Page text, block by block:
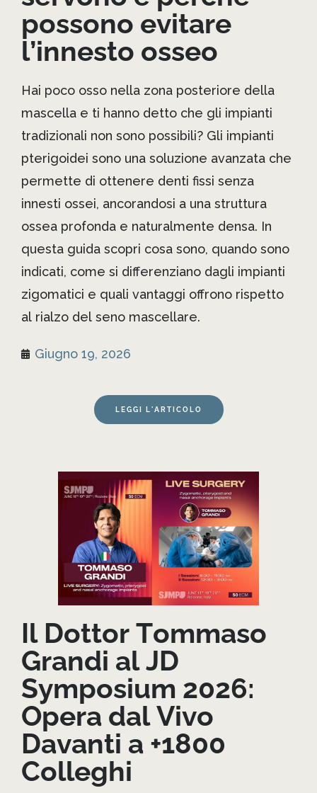
possono evitare
l’innesto osseo
Hai poco osso nella zona posteriore della
mascella e ti hanno detto che gli impianti
tradizionali non sono possibili? Gli impianti
pterigoidei sono una soluzione avanzata che
permette di ottenere denti fissi senza
innesti ossei, ancorandosi a una struttura
ossea profonda e naturalmente densa. In
questa guida scopri cosa sono, quando sono
indicati, come si differenziano dagli impianti
zigomatici e quali vantaggi offrono rispetto
al rialzo del seno mascellare.
Giugno 19, 2026
LEGGI L'ARTICOLO
Il Dottor Tommaso
Grandi al JD
Symposium 2026:
Opera dal Vivo
Davanti a +1800
Colleghi